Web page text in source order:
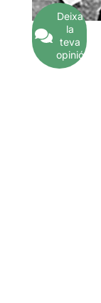
Deixa
la
teva
opinió